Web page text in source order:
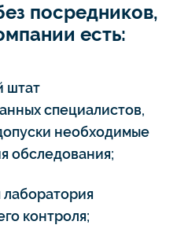
посредников,
есть:
штат
специалистов,
необходимые
обследования;
лаборатория
контроля;